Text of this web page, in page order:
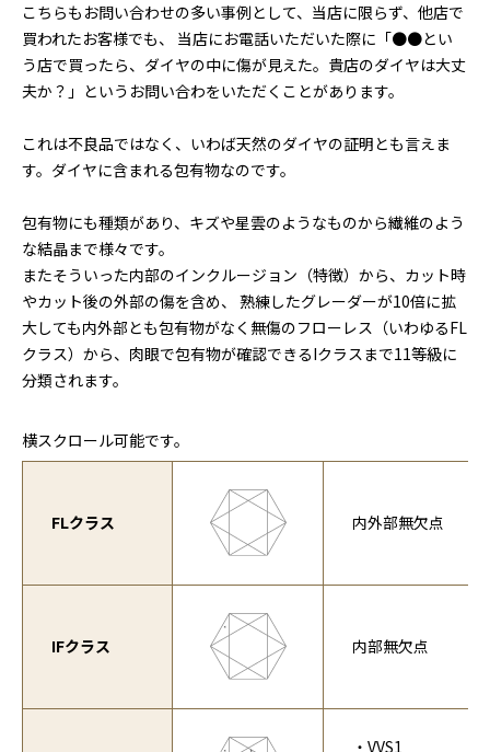
こちらもお問い合わせの多い事例として、当店に限らず、他店で
買われたお客様でも、 当店にお電話いただいた際に「●●とい
う店で買ったら、ダイヤの中に傷が見えた。貴店のダイヤは大丈
夫か？」というお問い合わをいただくことがあります。
これは不良品ではなく、いわば天然のダイヤの証明とも言えま
す。ダイヤに含まれる包有物なのです。
包有物にも種類があり、キズや星雲のようなものから繊維のよう
な結晶まで様々です。
またそういった内部のインクルージョン（特徴）から、カット時
やカット後の外部の傷を含め、 熟練したグレーダーが10倍に拡
大しても内外部とも包有物がなく無傷のフローレス（いわゆるFL
クラス）から、肉眼で包有物が確認できるIクラスまで11等級に
分類されます。
横スクロール可能です。
FLクラス 内外部無欠点
IFクラス 内部無欠点
・VVS1